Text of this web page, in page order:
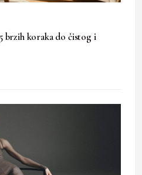
brzih koraka do čistog i